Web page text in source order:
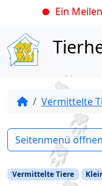
Ein
Skip to content
Vermittelte
Vermittelte Tiere
Seitenmenü öffnen